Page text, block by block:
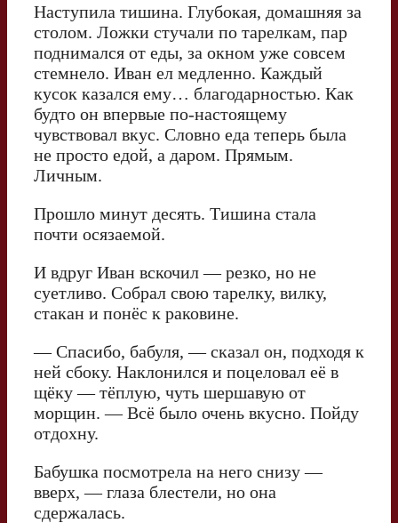
Наступила тишина. Глубокая, домашняя за
столом. Ложки стучали по тарелкам, пар
поднимался от еды, за окном уже совсем
стемнело. Иван ел медленно. Каждый
кусок казался ему… благодарностью. Как
будто он впервые по-настоящему
чувствовал вкус. Словно еда теперь была
не просто едой, а даром. Прямым.
Личным.
Прошло минут десять. Тишина стала
почти осязаемой.
И вдруг Иван вскочил — резко, но не
суетливо. Собрал свою тарелку, вилку,
стакан и понёс к раковине.
— Спасибо, бабуля, — сказал он, подходя к
ней сбоку. Наклонился и поцеловал её в
щёку — тёплую, чуть шершавую от
морщин. — Всё было очень вкусно. Пойду
отдохну.
Бабушка посмотрела на него снизу —
вверх, — глаза блестели, но она
сдержалась.